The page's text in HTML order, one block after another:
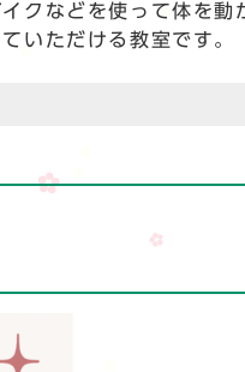
クなどを使って体を動
いただける教室です。